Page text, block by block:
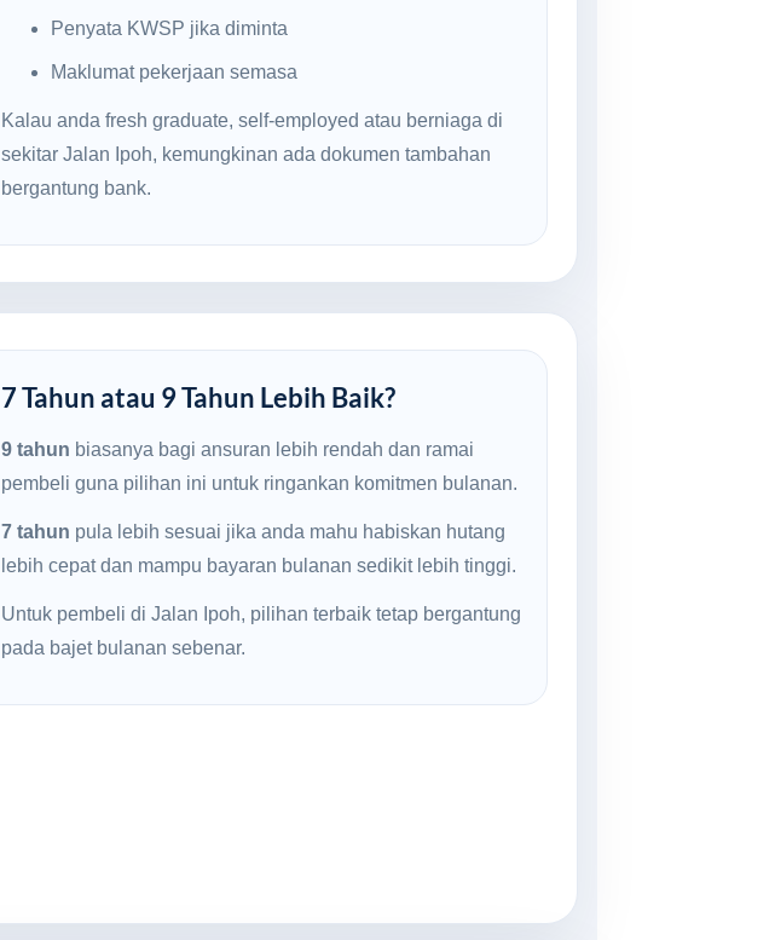
Penyata KWSP jika diminta
Maklumat pekerjaan semasa
Kalau anda fresh graduate, self-employed atau berniaga di
sekitar Jalan Ipoh, kemungkinan ada dokumen tambahan
bergantung bank.
7 Tahun atau 9 Tahun Lebih Baik?
9 tahun biasanya bagi ansuran lebih rendah dan ramai
pembeli guna pilihan ini untuk ringankan komitmen bulanan.
7 tahun pula lebih sesuai jika anda mahu habiskan hutang
lebih cepat dan mampu bayaran bulanan sedikit lebih tinggi.
Untuk pembeli di Jalan Ipoh, pilihan terbaik tetap bergantung
pada bajet bulanan sebenar.